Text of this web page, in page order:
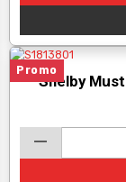
Promo
Shelby